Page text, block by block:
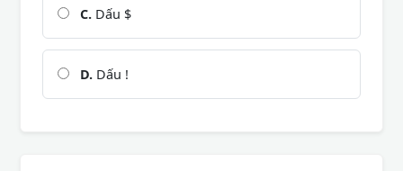
C. Dấu $
D. Dấu !